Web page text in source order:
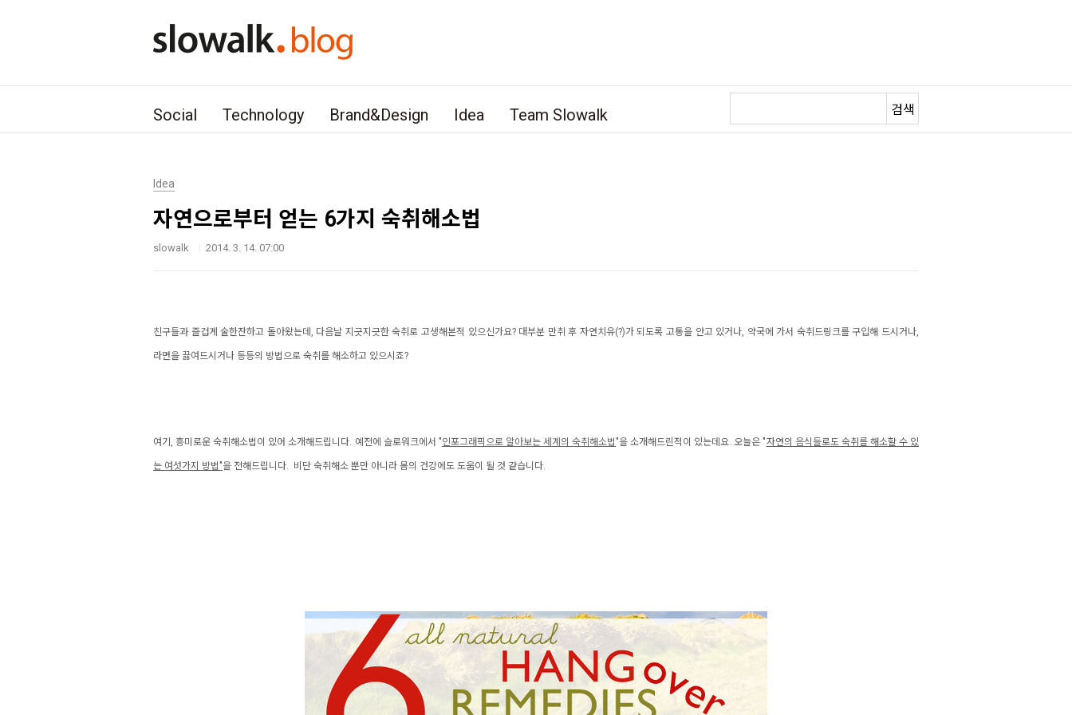
Social Technology Brand&Design Idea Team Slowalk 검색
Idea
자연으로부터 얻는 6가지 숙취해소법
slowalk 2014. 3. 14. 07:00
친구들과 즐겁게 술한잔하고 돌아왔는데, 다음날 지긋지긋한 숙취로 고생해본적 있으신가요? 대부분 만취 후 자연치유(?)가 되도록 고통을 안고 있거나, 약국에 가서 숙취드링크를 구입해 드시거나,
라면을 끓여드시거나 등등의 방법으로 숙취를 해소하고 있으시죠?
여기, 흥미로운 숙취해소법이 있어 소개해드립니다. 예전에 슬로워크에서 "인포그래픽으로 알아보는 세계의 숙취해소법 "을 소개해드린적이 있는데요. 오늘은 "자연의 음식들로도 숙취를 해소할 수 있
는 여섯가지 방법"을 전해드립니 다. 비단 숙취해소 뿐만 아니라 몸의 건강에도 도움이 될 것 같습니다.